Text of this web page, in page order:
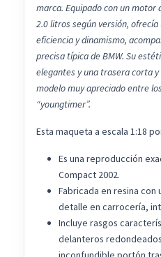
marca. Equipado con un motor
2.0 litros según versión,
eficiencia y dinamismo,
precisa típica de BMW. Su
elegantes y una trasera corta
modelo muy apreciado entre
“youngtimer”.
Esta maqueta a escala 1:18
Es una reproducción
Compact 2002.
Fabricada en resina
detalle en carrocería,
Incluye rasgos
delanteros